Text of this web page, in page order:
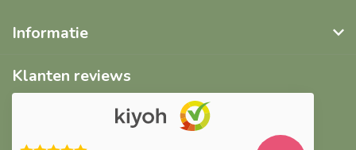
Informatie
Klanten reviews